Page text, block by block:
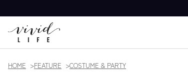
HOME FEATURE COSTUME & PARTY